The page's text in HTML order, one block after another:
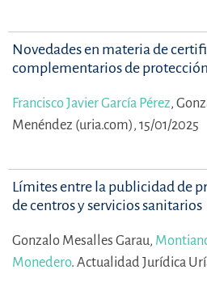
Novedades en materia de
complementarios de protección
Francisco Javier García Pérez,
Menéndez (uria.com), 15/01/2025
Límites entre la publicidad de
de centros y servicios sanitarios
Gonzalo Mesalles Garau,
Monedero. Actualidad Jurídica